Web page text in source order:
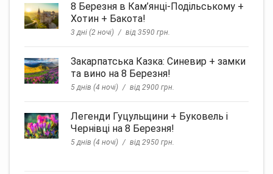
8 Березня в Кам’янці-Подільському +
Хотин + Бакота!
3 дні (2 ночі) від 3590 грн.
Закарпатська Казка: Синевир + замки
та вино на 8 Березня!
5 днів (4 ночі) від 2900 грн.
Легенди Гуцульщини + Буковель і
Чернівці на 8 Березня!
5 днів (4 ночі) від 2950 грн.